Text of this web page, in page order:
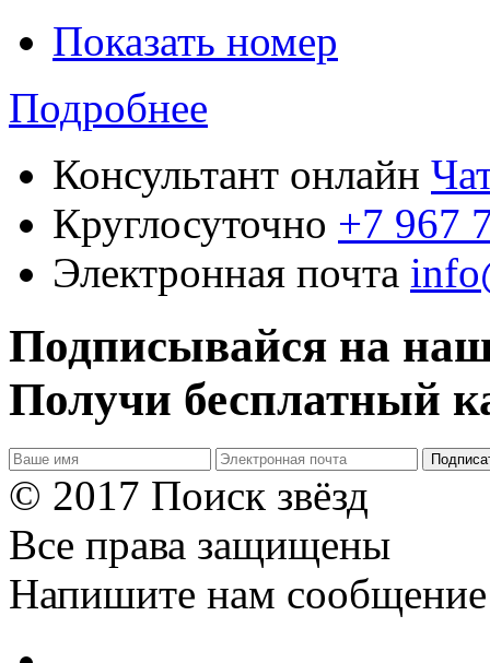
Показать номер
Подробнее
Консультант онлайн
Круглосуточно +7 967
Электронная почта
Подписывайся на
Получи бесплатный
© 2017 Поиск звёзд
Все права защищены
Напишите нам сообщение